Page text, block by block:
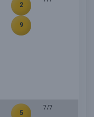
2
9
5
7/7